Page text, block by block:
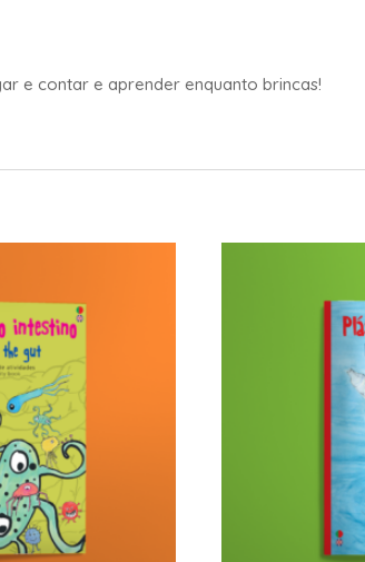
e contar e aprender enquanto brincas!